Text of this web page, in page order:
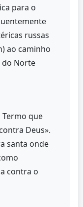
para o
russas
ao caminho
do Norte
Termo que
Deus».
santa onde
contra o